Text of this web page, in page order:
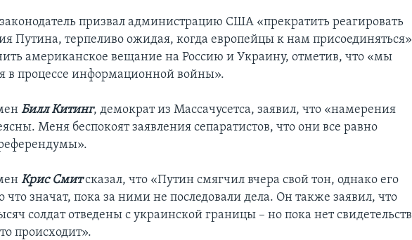
призвал администрацию США «прекратить реагировать
Путина, терпеливо ожидая, когда европейцы к нам присоединяться»
американское вещание на Россию и Украину, отметив, что «мы
в процессе информационной войны».
Билл Китинг, демократ из Массачусетса, заявил, что «намерения
Меня беспокоят заявления сепаратистов, что они все равно
Крис Смитсказал, что «Путин смягчил вчера свой тон, однако его
что значат, пока за ними не последовали дела. Он также заявил, что
солдат отведены с украинской границы – но пока нет свидетельств
происходит».